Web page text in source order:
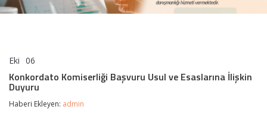
Eki 06
Başvuru
ve
Esaslarına
Konkordato Komiserliği Başvuru Usul ve Esaslarına İlişkin
Duyuru
Haberi Ekleyen: admin